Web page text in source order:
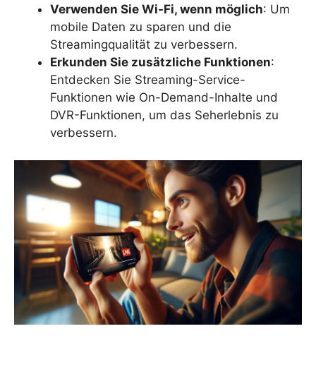
Verwenden Sie Wi-Fi, wenn möglich: Um
mobile Daten zu sparen und die
Streamingqualität zu verbessern.
Erkunden Sie zusätzliche Funktionen:
Entdecken Sie Streaming-Service-
Funktionen wie On-Demand-Inhalte und
DVR-Funktionen, um das Seherlebnis zu
verbessern.